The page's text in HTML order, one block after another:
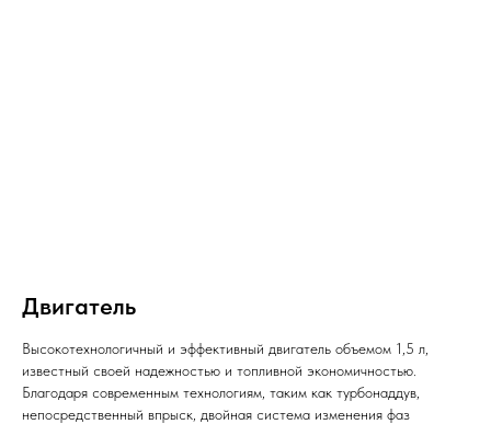
Двигатель
Высокотехнологичный и эффективный двигатель объемом 1,5 л,
известный своей надежностью и топливной экономичностью.
Благодаря современным технологиям, таким как турбонаддув,
непосредственный впрыск, двойная система изменения фаз